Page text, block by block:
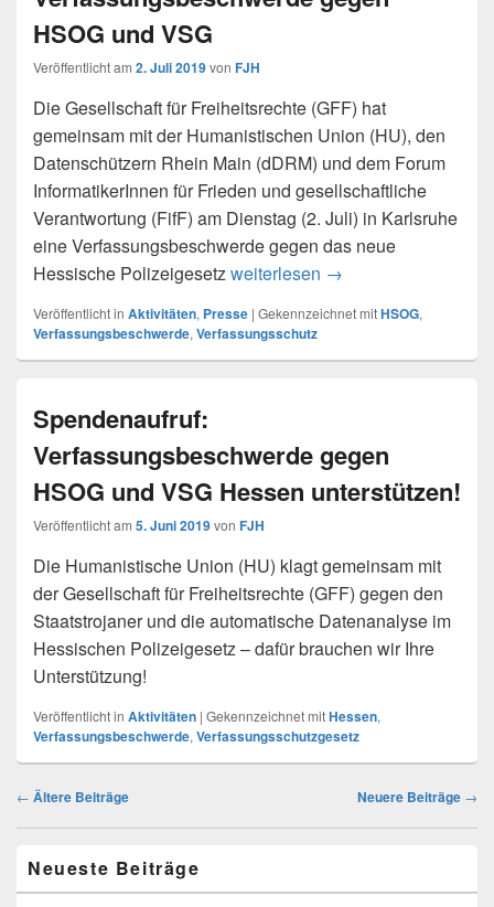
HSOG und VSG
Veröffentlicht am 2. Juli 2019von FJH
Die Gesellschaft für Freiheitsrechte (GFF) hat
gemeinsam mit der Humanistischen Union (HU), den
Datenschützern Rhein Main (dDRM) und dem Forum
InformatikerInnen für Frieden und gesellschaftliche
Verantwortung (FifF) am Dienstag (2. Juli) in Karlsruhe
eine Verfassungsbeschwerde gegen das neue
Hessische Polizeigesetzweiterlesen pe 19-4:
→
Veröffentlicht in Aktivitäten, Presse | Gekennzeichnet mitHSOG,
Verfassungsbeschwerde, Verfassungsschutz
Spendenaufruf:
Verfassungsbeschwerde gegen
HSOG und VSG Hessen unterstützen!
Veröffentlicht am 5. Juni 2019von FJH
Die Humanistische Union (HU) klagt gemeinsam mit
der Gesellschaft für Freiheitsrechte (GFF) gegen den
Staatstrojaner und die automatische Datenanalyse im
Hessischen Polizeigesetz – dafür brauchen wir Ihre
Unterstützung!
Veröffentlicht in Aktivitäten | Gekennzeichnet mitHessen,
Verfassungsbeschwerde, Verfassungsschutzgesetz
Beitragsnavigation
← Ältere Beiträge Neuere Beiträge →
Seitenleisten
Widget-
Neueste Beiträge